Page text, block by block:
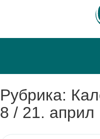
Рубрика:
8 / 21. април